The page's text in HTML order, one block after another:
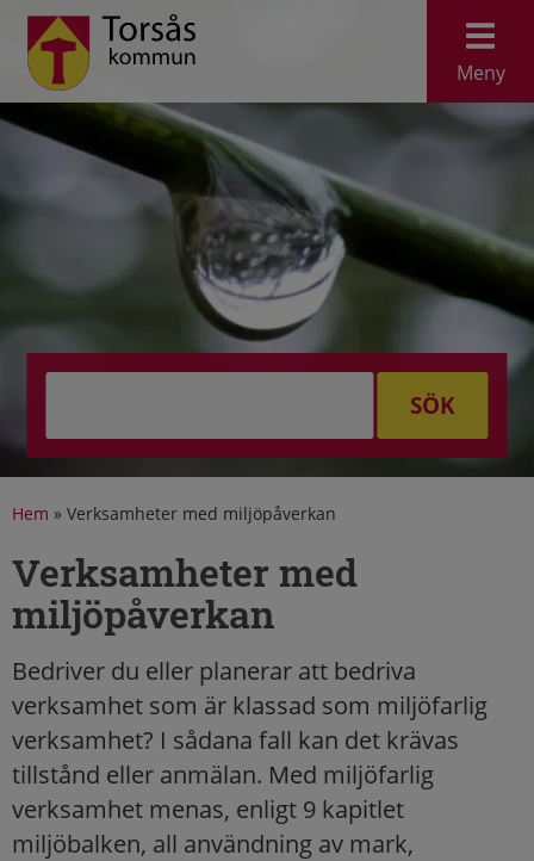
Meny
SÖK
Hem » Verksamheter med miljöpåverkan
Verksamheter med
miljöpåverkan
Bedriver du eller planerar att bedriva
verksamhet som är klassad som miljöfarlig
verksamhet? I sådana fall kan det krävas
tillstånd eller anmälan. Med miljöfarlig
verksamhet menas, enligt 9 kapitlet
miljöbalken, all användning av mark,